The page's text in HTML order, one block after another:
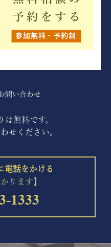
問い合わせ
無料です。
せください。
電話をかける
ります】
1333